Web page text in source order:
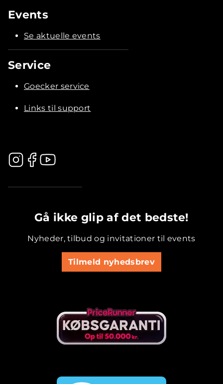
Events
Se aktuelle events
Service
Goecker service
Links til support
Gå ikke glip af det bedste!
Nyheder, tilbud og invitationer til events
Tilmeld nyhedsbrev